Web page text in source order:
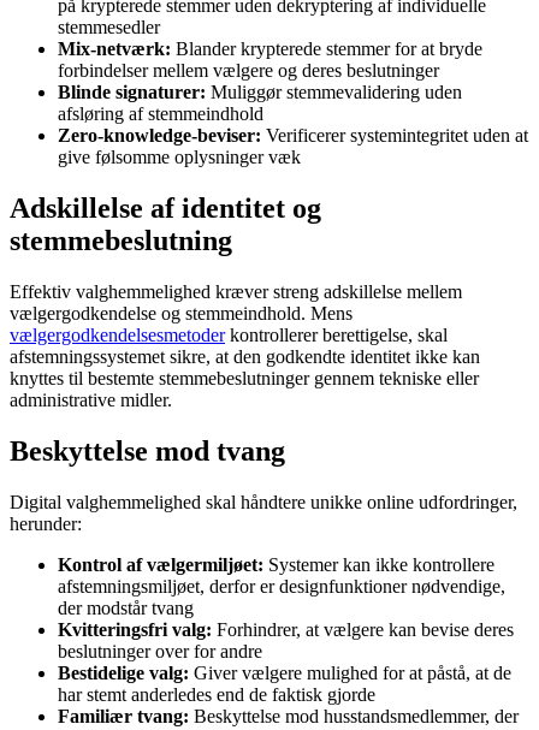
på krypterede stemmer uden dekryptering af individuelle
stemmesedler
Mix-netværk: Blander krypterede stemmer for at bryde
forbindelser mellem vælgere og deres beslutninger
Blinde signaturer: Muliggør stemmevalidering uden
afsløring af stemmeindhold
Zero-knowledge-beviser: Verificerer systemintegritet uden at
give følsomme oplysninger væk
Adskillelse af identitet og
stemmebeslutning
Effektiv valghemmelighed kræver streng adskillelse mellem
vælgergodkendelse og stemmeindhold. Mens
vælgergodkendelsesmetoderkontrollerer berettigelse, skal
afstemningssystemet sikre, at den godkendte identitet ikke kan
knyttes til bestemte stemmebeslutninger gennem tekniske eller
administrative midler.
Beskyttelse mod tvang
Digital valghemmelighed skal håndtere unikke online udfordringer,
herunder:
Kontrol af vælgermiljøet: Systemer kan ikke kontrollere
afstemningsmiljøet, derfor er designfunktioner nødvendige,
der modstår tvang
Kvitteringsfri valg: Forhindrer, at vælgere kan bevise deres
beslutninger over for andre
Bestidelige valg: Giver vælgere mulighed for at påstå, at de
har stemt anderledes end de faktisk gjorde
Familiær tvang: Beskyttelse mod husstandsmedlemmer, der